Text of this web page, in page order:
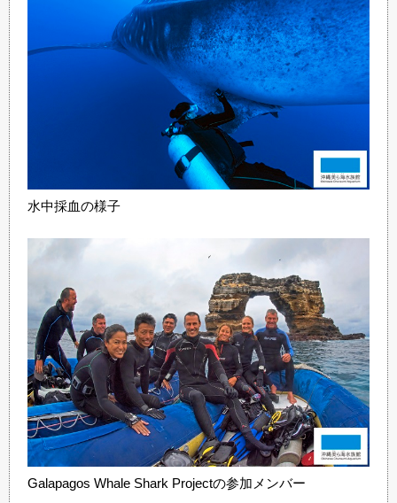
水中採血の様子
Galapagos Whale Shark Projectの参加メンバー